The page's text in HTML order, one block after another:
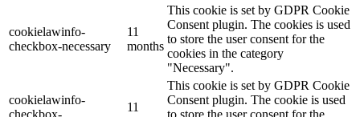
cookielawinfo-
checkbox-necessary
11
months
This cookie is set by GDPR Cookie
Consent plugin. The cookies is used
to store the user consent for the
cookies in the category
"Necessary".
cookielawinfo-
checkbox-
11
This cookie is set by GDPR Cookie
Consent plugin. The cookie is used
to store the user consent for the